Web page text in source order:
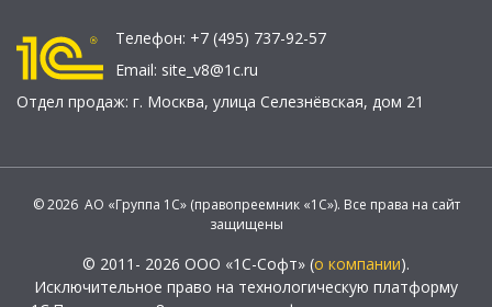
Телефон: +7 (495) 737-92-57
Email: site_v8@1c.ru
Отдел продаж: г. Москва, улица Селезнёвская, дом 21
© 2026 АО «Группа 1С» (правопреемник «1С»). Все права на сайт
защищены
© 2011- 2026 ООО «1С-Софт» (о компании).
Исключительное право на технологическую платформу